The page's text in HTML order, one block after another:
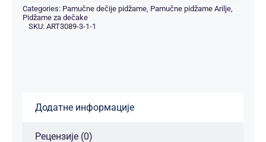
Categories: Pamučne dečije pidžame, Pamučne pidžame Arilje,
Pidžame za dečake
SKU: ART3089-3-1-1
Додатне информације
Рецензије (0)